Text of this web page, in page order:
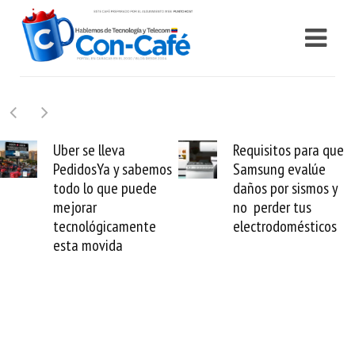
Uber se lleva
PedidosYa y sabemos
todo lo que puede
mejorar
tecnológicamente
esta movida
Requisitos para que
Samsung evalúe
daños por sismos y
no perder tus
electrodomésticos